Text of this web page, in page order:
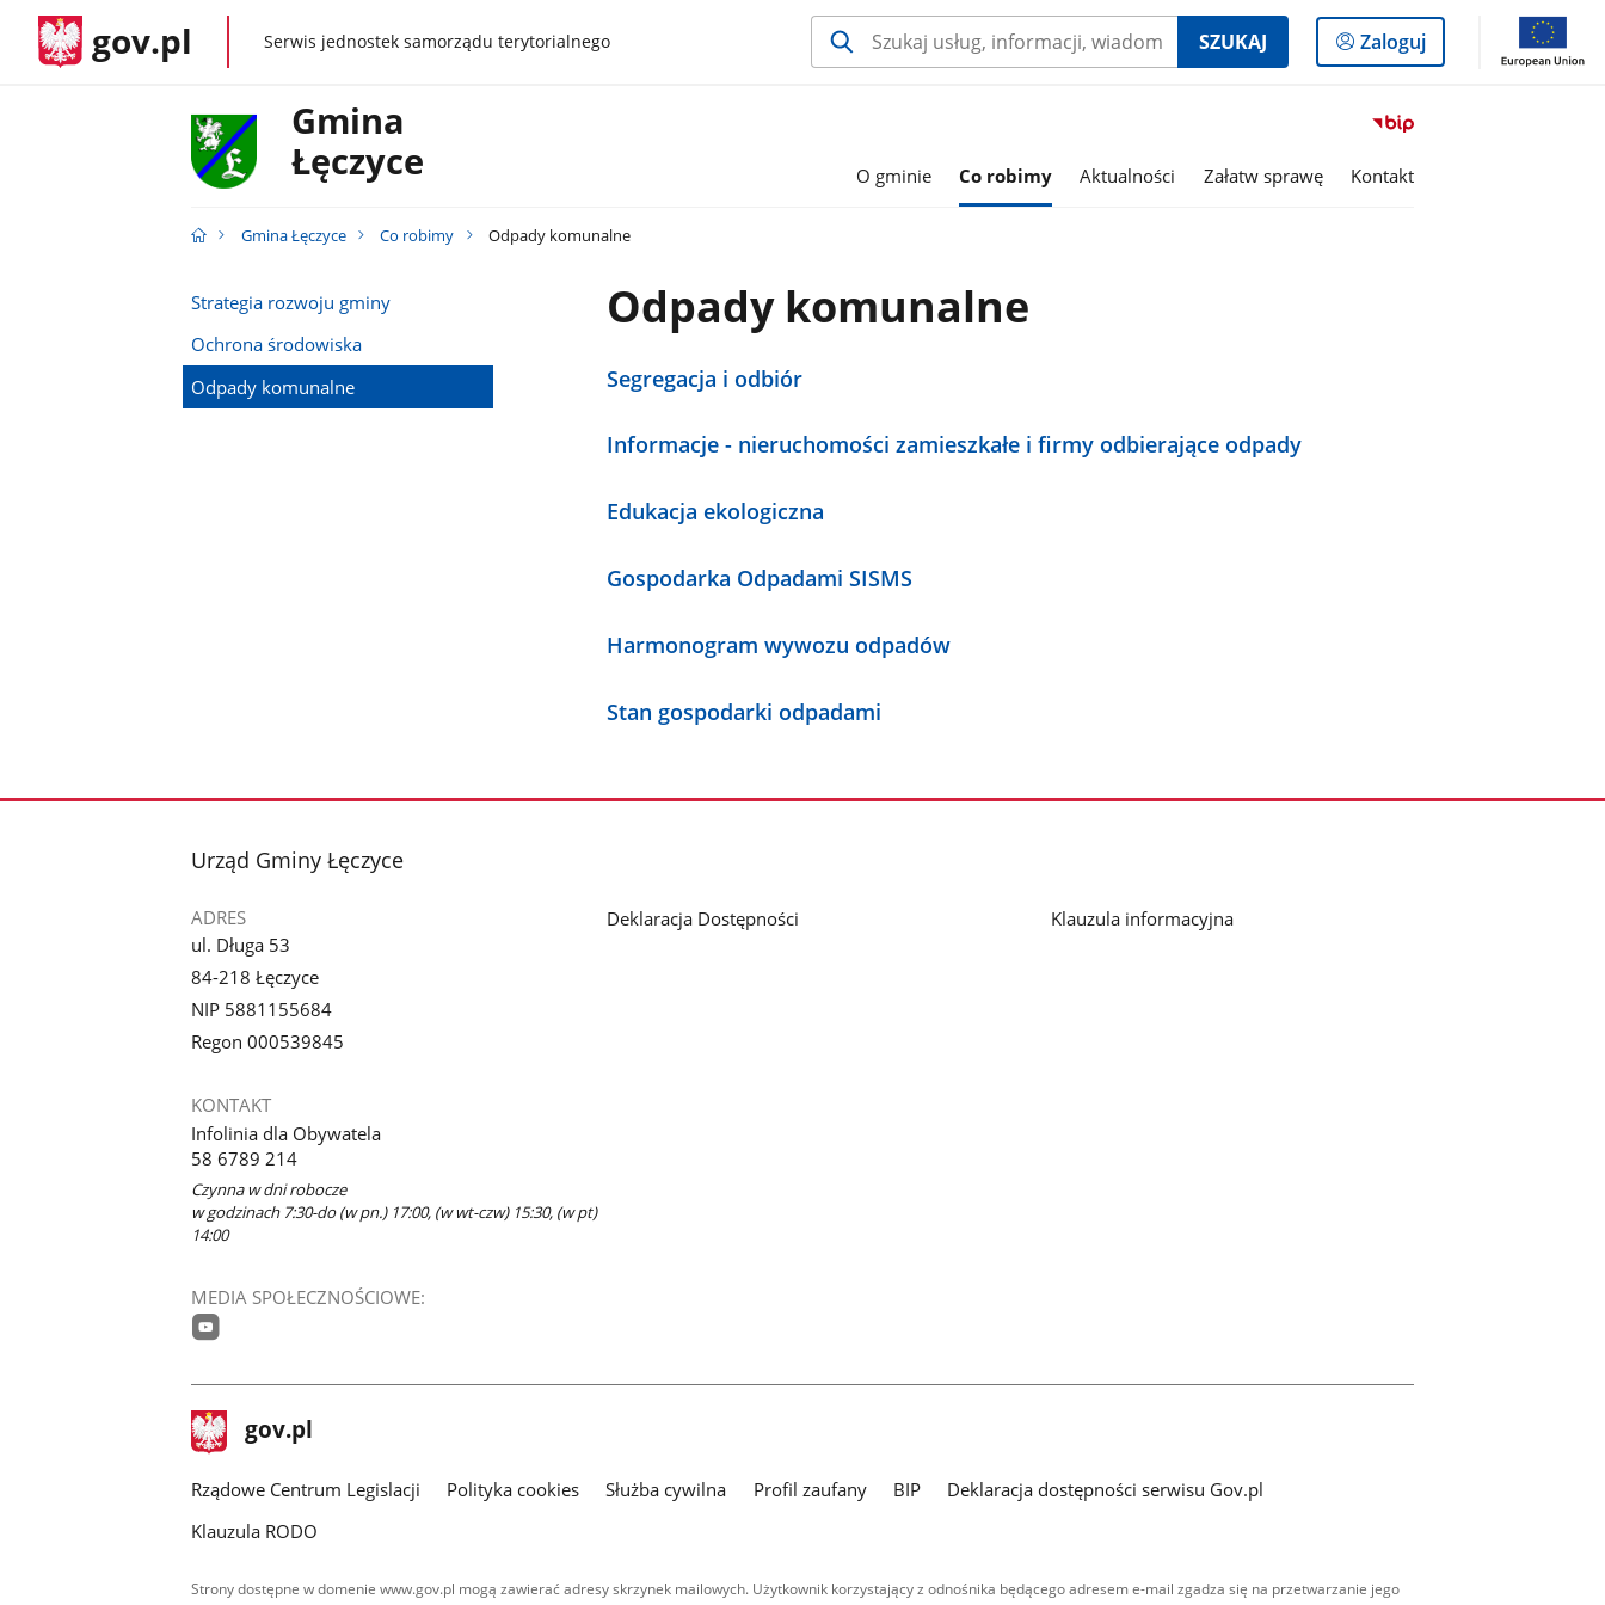
gov.pl gov.plSerwis jednostek samorządu terytorialnego SZUKAJ
Logowanie
do
Zaloguj
Przejdź
serwisu
Gmina
Łęczyce
O gminie Co robimy Aktualności Załatw sprawę Kontakt
Gmina Łęczyce Co robimy Odpady komunalne
Strategia rozwoju gminy
Ochrona środowiska
Odpady komunalne
Odpady komunalne
Segregacja i odbiór
Informacje - nieruchomości zamieszkałe i firmy odbierające odpady
Edukacja ekologiczna
Gospodarka Odpadami SISMS
Harmonogram wywozu odpadów
Stan gospodarki odpadami
stopka
Urząd Gminy Łęczyce
ADRES
ul. Długa 53
84-218 Łęczyce
NIP 5881155684
Regon 000539845
KONTAKT
Infolinia dla Obywatela
58 6789 214
Czynna w dni robocze
w godzinach 7:30-do (w pn.) 17:00, (w wt-czw) 15:30, (w pt)
14:00
MEDIA SPOŁECZNOŚCIOWE:
Deklaracja Dostępności Klauzula informacyjna
stopka
gov.pl Strona
gov.pl
Rządowe Centrum Legislacji Polityka cookies Służba cywilna Profil zaufany BIP
Deklaracja dostępności serwisu Gov.pl
Klauzula RODO
Strony dostępne w domenie www.gov.pl mogą zawierać adresy skrzynek mailowych. Użytkownik korzystający z odnośnika będącego adresem e-mail zgadza się na przetwarzanie jego